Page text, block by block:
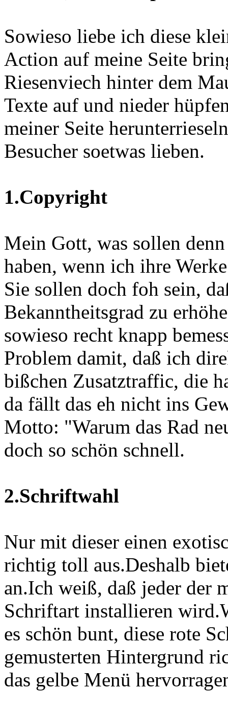
Sowieso liebe ich diese
Action auf meine Seite
Riesenviech hinter dem
Texte auf und nieder
meiner Seite
Besucher soetwas lieben.
1.Copyright
Mein Gott, was sollen
haben, wenn ich ihre
Sie sollen doch foh sein,
Bekanntheitsgrad zu
sowieso recht knapp
Problem damit, daß ich
bißchen Zusatztraffic, die
da fällt das eh nicht ins
Motto: "Warum das Rad
doch so schön schnell.
2.Schriftwahl
Nur mit dieser einen
richtig toll aus.Deshalb
an.Ich weiß, daß jeder der
Schriftart installieren
es schön bunt, diese rote
gemusterten Hintergrund
das gelbe Menü